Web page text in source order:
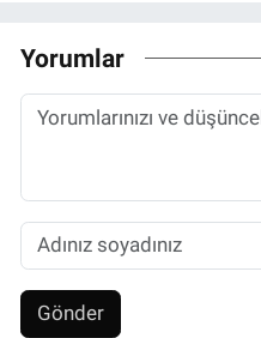
Yorumlar
Gönder